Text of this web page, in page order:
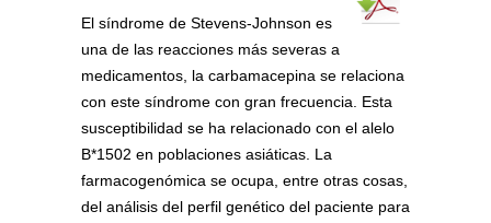
El síndrome de Stevens-Johnson es
una de las reacciones más severas a
medicamentos, la carbamacepina se relaciona
con este síndrome con gran frecuencia. Esta
susceptibilidad se ha relacionado con el alelo
B*1502 en poblaciones asiáticas. La
farmacogenómica se ocupa, entre otras cosas,
del análisis del perfil genético del paciente para